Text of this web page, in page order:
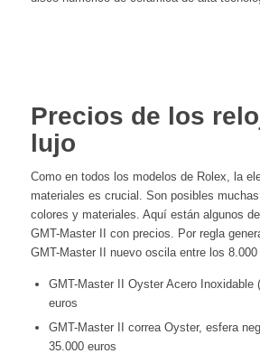
Precios de los
lujo
Como en todos los modelos de Rolex, la
materiales es crucial. Son posibles
colores y materiales. Aquí están algunos
GMT-Master II con precios. Por regla
GMT-Master II nuevo oscila entre los
GMT-Master II Oyster Acero Inoxidable
euros
GMT-Master II correa Oyster, esfera
35.000 euros